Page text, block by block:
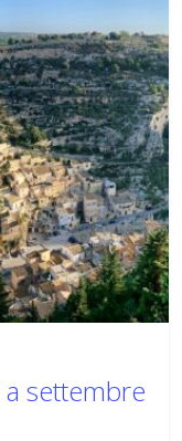
settembre